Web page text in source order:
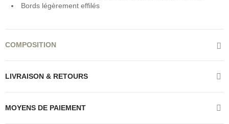
Bords légèrement effilés
COMPOSITION
LIVRAISON & RETOURS
MOYENS DE PAIEMENT